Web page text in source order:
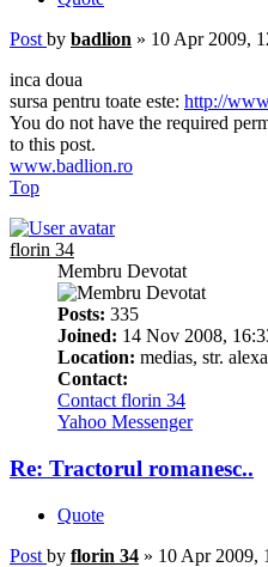
Post by badlion » 10 Apr 2009,
inca doua
sursa pentru toate este: http://
You do not have the required
to this post.
www.badlion.ro
Top
florin 34
Membru Devotat
Posts: 335
Joined: 14 Nov 2008,
Location: medias, str.
Contact:
Contact florin 34
Yahoo Messenger
Re: Tractorul romanesc..
Quote
Post by florin 34 » 10 Apr 2009,